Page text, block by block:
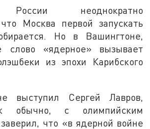
России неоднократно
Москва первой запускать
Но в Вашингтоне,
слово «ядерное» вызывает
из эпохи Карибского
выступил Сергей Лавров,
обычно, с олимпийским
что «в ядерной войне